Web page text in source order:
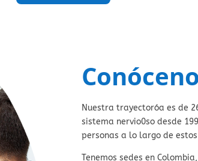
Nuestra trayectoróa es de
sistema nervio0so desde
personas a lo largo de
Tenemos sedes en